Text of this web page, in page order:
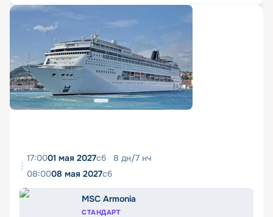
17:0001 мая 2027сб 8 дн/7 нч
08:0008 мая 2027сб
MSC Armonia
СТАНДАРТ